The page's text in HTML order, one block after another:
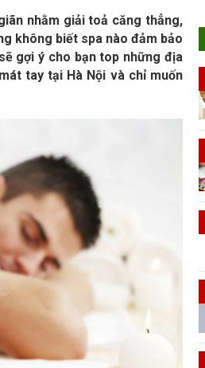
nhằm giải toả căng thẳng,
không biết spa nào đảm bảo
gợi ý cho bạn top những địa
tay tại Hà Nội và chỉ muốn